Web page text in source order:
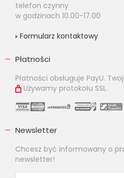
telefon czynny
w godzinach 10.00-17.00
Formularz kontaktowy
Płatności
Płatności obsługuje PayU.
Używamy protokołu SSL.
Newsletter
Chcesz być informowany o
newsletter!